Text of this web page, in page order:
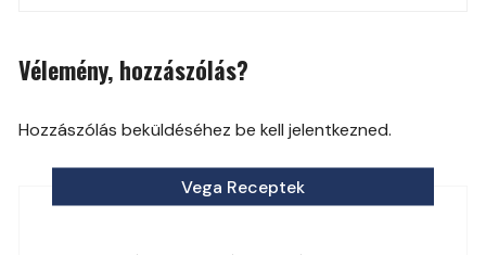
Vélemény, hozzászólás?
Hozzászólás beküldéséhez be kell jelentkezned.
Vega Receptek